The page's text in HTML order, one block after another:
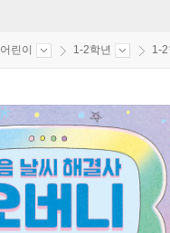
어린이 1-2학년 1-